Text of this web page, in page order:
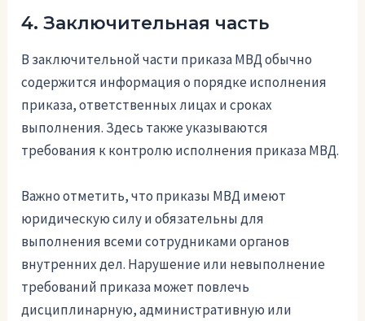
4. Заключительная часть
В заключительной части приказа МВД обычно
содержится информация о порядке исполнения
приказа, ответственных лицах и сроках
выполнения. Здесь также указываются
требования к контролю исполнения приказа МВД.
Важно отметить, что приказы МВД имеют
юридическую силу и обязательны для
выполнения всеми сотрудниками органов
внутренних дел. Нарушение или невыполнение
требований приказа может повлечь
дисциплинарную, административную или